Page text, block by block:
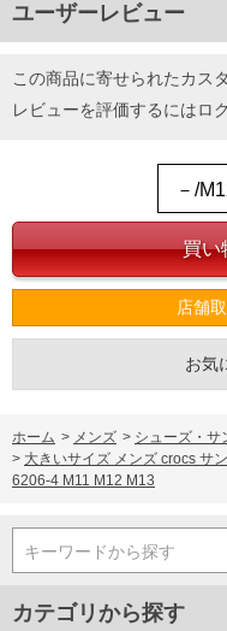
ユーザーレビュー
この商品に寄せられたカス
レビューを評価するにはロ
店舗
お気
ホーム > メンズ > シューズ・サ
> 大きいサイズ メンズ crocs サ
6206-4 M11 M12 M13
キーワードから探す
カテゴリから探す